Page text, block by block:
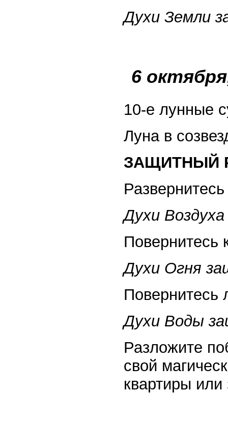
Духи Земли
6
10-е лунные
Луна в
ЗАЩИТНЫЙ
Духи
Повернитесь
Духи Огня
Повернитесь
Духи Воды
Разложите
свой
квартиры или